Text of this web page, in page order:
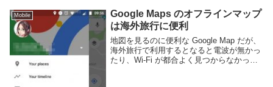
Mobile
Google Maps のオフラインマップ
は海外旅行に便利
地図を見るのに便利な Google Map だが、
海外旅行で利用するとなると電波が無かっ
たり、Wi-Fi が都合よく見つからなかった